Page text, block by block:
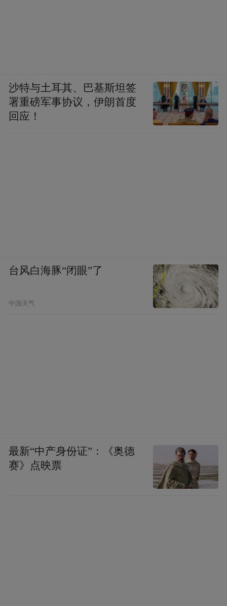
沙特与土耳其、巴基斯坦签
署重磅军事协议，伊朗首度
回应！
台风白海豚“闭眼”了
中国天气
最新“中产身份证”：《奥德
赛》点映票